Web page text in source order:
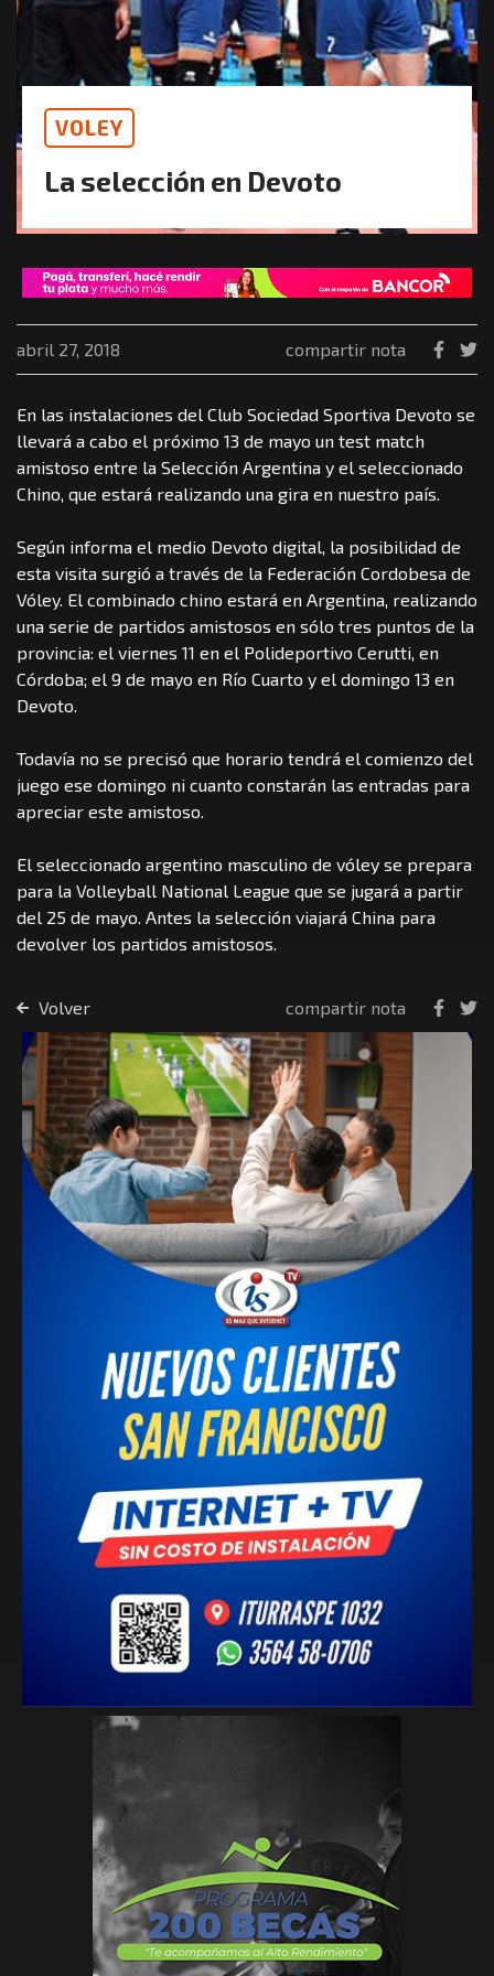
VOLEY
La selección en Devoto
abril 27, 2018 compartir nota
En las instalaciones del Club Sociedad Sportiva Devoto se
llevará a cabo el próximo 13 de mayo un test match
amistoso entre la Selección Argentina y el seleccionado
Chino, que estará realizando una gira en nuestro país.
Según informa el medio Devoto digital, la posibilidad de
esta visita surgió a través de la Federación Cordobesa de
Vóley. El combinado chino estará en Argentina, realizando
una serie de partidos amistosos en sólo tres puntos de la
provincia: el viernes 11 en el Polideportivo Cerutti, en
Córdoba; el 9 de mayo en Río Cuarto y el domingo 13 en
Devoto.
Todavía no se precisó que horario tendrá el comienzo del
juego ese domingo ni cuanto constarán las entradas para
apreciar este amistoso.
El seleccionado argentino masculino de vóley se prepara
para la Volleyball National League que se jugará a partir
del 25 de mayo. Antes la selección viajará China para
devolver los partidos amistosos.
Volver compartir nota